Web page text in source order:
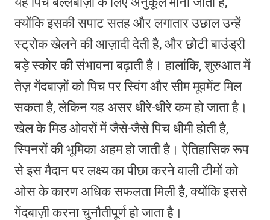
क्योंकि इसकी सपाट सतह और लगातार उछाल उन्हें
स्ट्रोक खेलने की आज़ादी देती है, और छोटी बाउंड्री
बड़े स्कोर की संभावना बढ़ाती है। हालांकि, शुरुआत में
तेज़ गेंदबाज़ों को पिच पर स्विंग और सीम मूवमेंट मिल
सकता है, लेकिन यह असर धीरे-धीरे कम हो जाता है।
खेल के मिड ओवरों में जैसे-जैसे पिच धीमी होती है,
स्पिनरों की भूमिका अहम हो जाती है। ऐतिहासिक रूप
से इस मैदान पर लक्ष्य का पीछा करने वाली टीमों को
ओस के कारण अधिक सफलता मिली है, क्योंकि इससे
गेंदबाज़ी करना चुनौतीपूर्ण हो जाता है।